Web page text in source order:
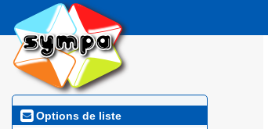
Options de liste